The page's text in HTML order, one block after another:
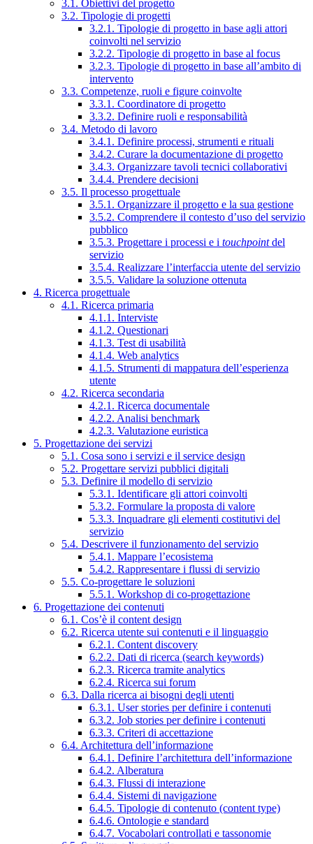
3.1. Obiettivi del progetto
3.2. Tipologie di progetti
3.2.1. Tipologie di progetto in base agli attori
coinvolti nel servizio
3.2.2. Tipologie di progetto in base al focus
3.2.3. Tipologie di progetto in base all’ambito di
intervento
3.3. Competenze, ruoli e figure coinvolte
3.3.1. Coordinatore di progetto
3.3.2. Definire ruoli e responsabilità
3.4. Metodo di lavoro
3.4.1. Definire processi, strumenti e rituali
3.4.2. Curare la documentazione di progetto
3.4.3. Organizzare tavoli tecnici collaborativi
3.4.4. Prendere decisioni
3.5. Il processo progettuale
3.5.1. Organizzare il progetto e la sua gestione
3.5.2. Comprendere il contesto d’uso del servizio
pubblico
3.5.3. Progettare i processi e i touchpointdel
servizio
3.5.4. Realizzare l’interfaccia utente del servizio
3.5.5. Validare la soluzione ottenuta
4. Ricerca progettuale
4.1. Ricerca primaria
4.1.1. Interviste
4.1.2. Questionari
4.1.3. Test di usabilità
4.1.4. Web analytics
4.1.5. Strumenti di mappatura dell’esperienza
utente
4.2. Ricerca secondaria
4.2.1. Ricerca documentale
4.2.2. Analisi benchmark
4.2.3. Valutazione euristica
5. Progettazione dei servizi
5.1. Cosa sono i servizi e il service design
5.2. Progettare servizi pubblici digitali
5.3. Definire il modello di servizio
5.3.1. Identificare gli attori coinvolti
5.3.2. Formulare la proposta di valore
5.3.3. Inquadrare gli elementi costitutivi del
servizio
5.4. Descrivere il funzionamento del servizio
5.4.1. Mappare l’ecosistema
5.4.2. Rappresentare i flussi di servizio
5.5. Co-progettare le soluzioni
5.5.1. Workshop di co-progettazione
6. Progettazione dei contenuti
6.1. Cos’è il content design
6.2. Ricerca utente sui contenuti e il linguaggio
6.2.1. Content discovery
6.2.2. Dati di ricerca (search keywords)
6.2.3. Ricerca tramite analytics
6.2.4. Ricerca sui forum
6.3. Dalla ricerca ai bisogni degli utenti
6.3.1. User stories per definire i contenuti
6.3.2. Job stories per definire i contenuti
6.3.3. Criteri di accettazione
6.4. Architettura dell’informazione
6.4.1. Definire l’architettura dell’informazione
6.4.2. Alberatura
6.4.3. Flussi di interazione
6.4.4. Sistemi di navigazione
6.4.5. Tipologie di contenuto (content type)
6.4.6. Ontologie e standard
6.4.7. Vocabolari controllati e tassonomie